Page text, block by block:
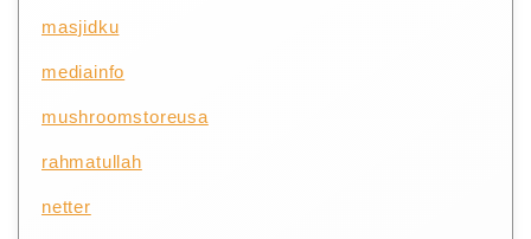
masjidku
mediainfo
mushroomstoreusa
rahmatullah
netter